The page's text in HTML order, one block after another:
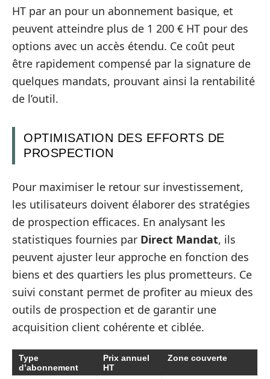
HT par an pour un abonnement basique, et
peuvent atteindre plus de 1 200 € HT pour des
options avec un accès étendu. Ce coût peut
être rapidement compensé par la signature de
quelques mandats, prouvant ainsi la rentabilité
de l’outil.
OPTIMISATION DES EFFORTS DE
PROSPECTION
Pour maximiser le retour sur investissement,
les utilisateurs doivent élaborer des stratégies
de prospection efficaces. En analysant les
statistiques fournies par Direct Mandat, ils
peuvent ajuster leur approche en fonction des
biens et des quartiers les plus prometteurs. Ce
suivi constant permet de profiter au mieux des
outils de prospection et de garantir une
acquisition client cohérente et ciblée.
Type
d’abonnement
Prix annuel
HT
Zone couverte